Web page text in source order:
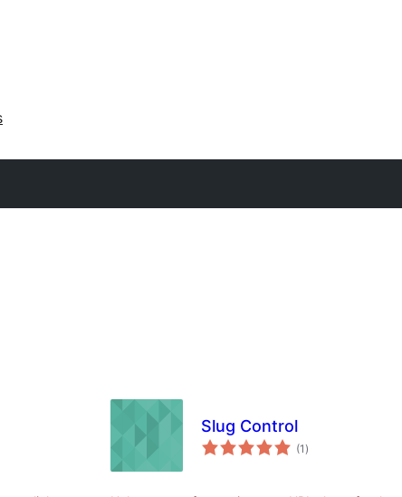
Slug Control
(1 total
rating
)